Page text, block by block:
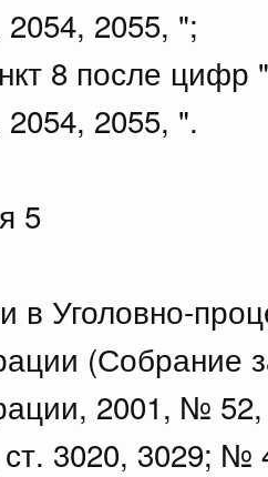
2055, ";
8 после
2055, ".
5
в Уголовно-
(Собрание
2001, № 52,
3020, 3029; №